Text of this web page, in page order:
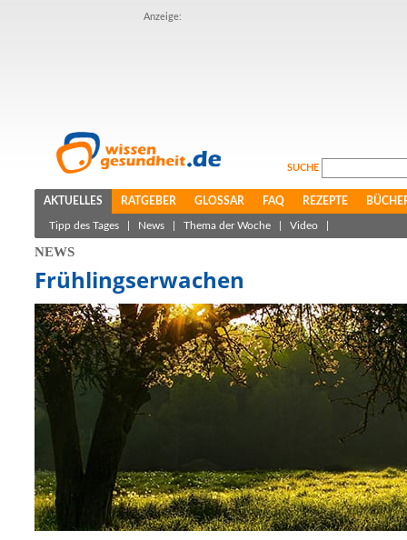
Anzeige:
SUCHE
AKTUELLES RATGEBER GLOSSAR FAQ REZEPTE
Tipp des Tages News Thema der Woche Video
NEWS
Frühlingserwachen